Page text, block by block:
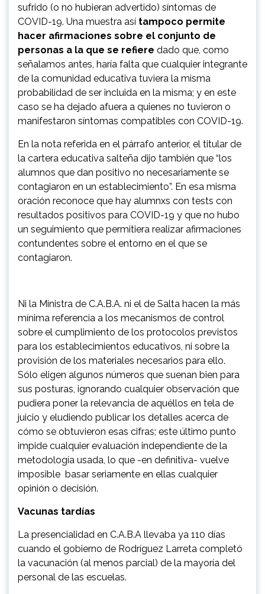
sufrido (o no hubieran advertido) síntomas de
COVID-19. Una muestra así tampoco permite
hacer afirmaciones sobre el conjunto de
personas a la que se refiere dado que, como
señalamos antes, haría falta que cualquier integrante
de la comunidad educativa tuviera la misma
probabilidad de ser incluida en la misma; y en este
caso se ha dejado afuera a quienes no tuvieron o
manifestaron síntomas compatibles con COVID-19.
En la nota referida en el párrafo anterior, el titular de
la cartera educativa salteña dijo también que “los
alumnos que dan positivo no necesariamente se
contagiaron en un establecimiento”. En esa misma
oración reconoce que hay alumnxs con tests con
resultados positivos para COVID-19 y que no hubo
un seguimiento que permitiera realizar afirmaciones
contundentes sobre el entorno en el que se
contagiaron.
Ni la Ministra de C.A.B.A. ni el de Salta hacen la más
mínima referencia a los mecanismos de control
sobre el cumplimiento de los protocolos previstos
para los establecimientos educativos, ni sobre la
provisión de los materiales necesarios para ello.
Sólo eligen algunos números que suenan bien para
sus posturas, ignorando cualquier observación que
pudiera poner la relevancia de aquéllos en tela de
juicio y eludiendo publicar los detalles acerca de
cómo se obtuvieron esas cifras; este último punto
impide cualquier evaluación independiente de la
metodología usada, lo que -en definitiva- vuelve
imposible basar seriamente en ellas cualquier
opinión o decisión.
Vacunas tardías
La presencialidad en C.A.B.A llevaba ya 110 días
cuando el gobierno de Rodríguez Larreta completó
la vacunación (al menos parcial) de la mayoría del
personal de las escuelas.